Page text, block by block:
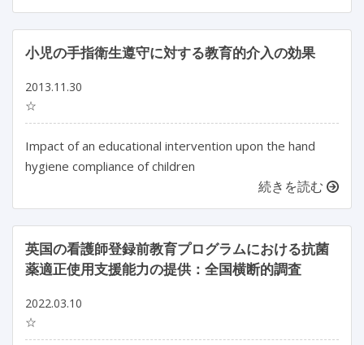
小児の手指衛生遵守に対する教育的介入の効果
2013.11.30
☆
Impact of an educational intervention upon the hand
hygiene compliance of children
続きを読む
英国の看護師登録前教育プログラムにおける抗菌
薬適正使用支援能力の提供：全国横断的調査
2022.03.10
☆